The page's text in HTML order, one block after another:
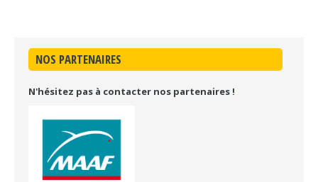
NOS PARTENAIRES
N'hésitez pas à contacter nos partenaires !